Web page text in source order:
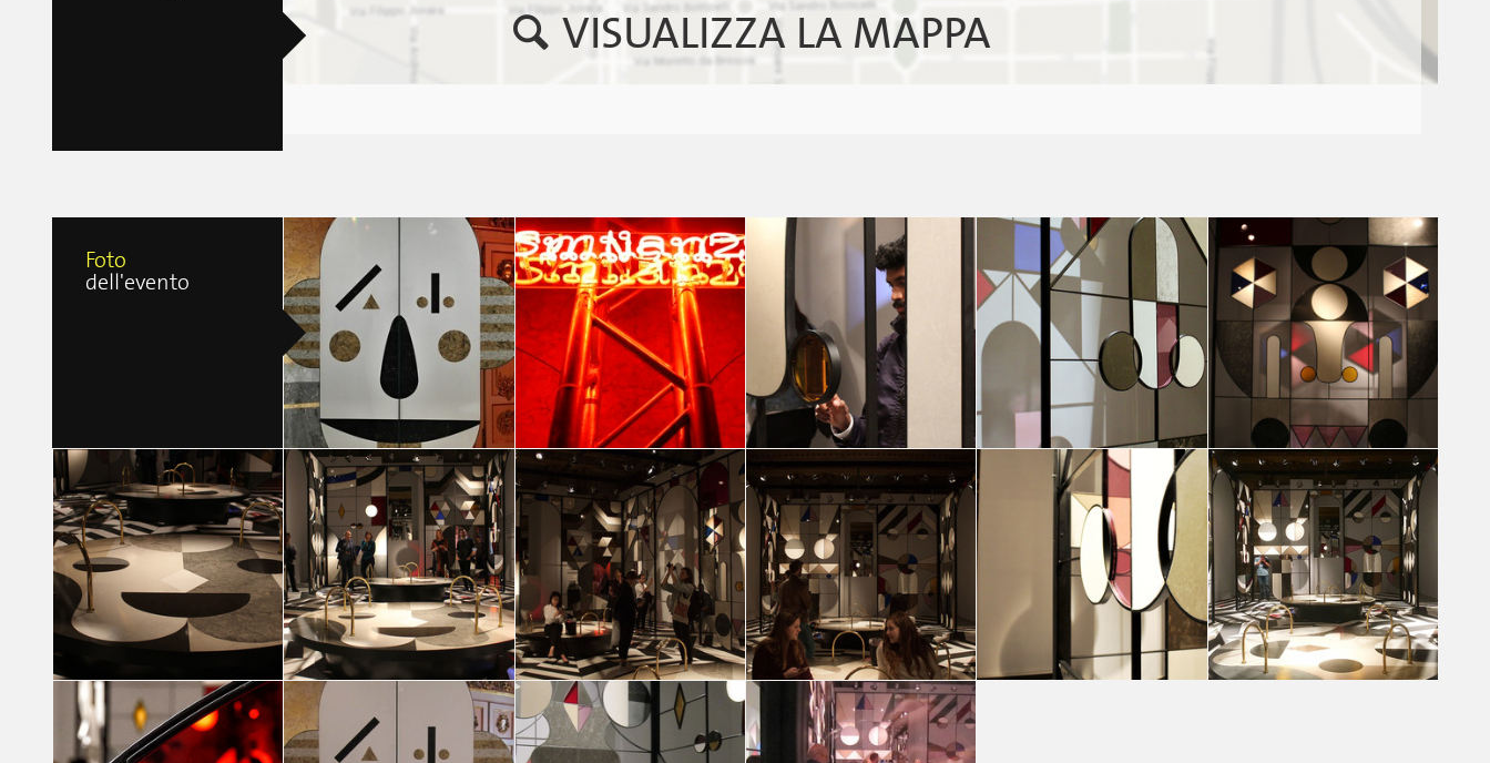
VISUALIZZA LA MAPPA
Foto
dell'evento
Caesarstone presents: Stone Age Folk by Jaime
Hayon
Joanna Ladesma
Caesarstone presents: Stone Age Folk by Jaime
Hayon
Paolo Palomba
Caesarstone presents: Stone Age Folk by Jaime
Hayon
Annavittoria Avesani
Caesarstone presents: Stone Age Folk by Jaime
Hayon
Annavittoria Avesani
Caesarstone presents: Stone Age Folk by Jaime
Hayon
Diana Castro Márquez